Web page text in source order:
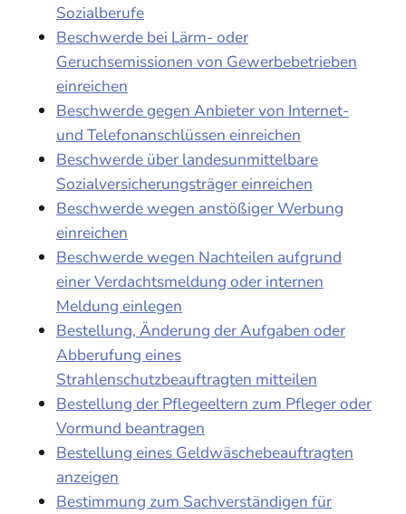
Sozialberufe
Beschwerde bei Lärm- oder
Geruchsemissionen von Gewerbebetrieben
einreichen
Beschwerde gegen Anbieter von Internet-
und Telefonanschlüssen einreichen
Beschwerde über landesunmittelbare
Sozialversicherungsträger einreichen
Beschwerde wegen anstößiger Werbung
einreichen
Beschwerde wegen Nachteilen aufgrund
einer Verdachtsmeldung oder internen
Meldung einlegen
Bestellung, Änderung der Aufgaben oder
Abberufung eines
Strahlenschutzbeauftragten mitteilen
Bestellung der Pflegeeltern zum Pfleger oder
Vormund beantragen
Bestellung eines Geldwäschebeauftragten
anzeigen
Bestimmung zum Sachverständigen für